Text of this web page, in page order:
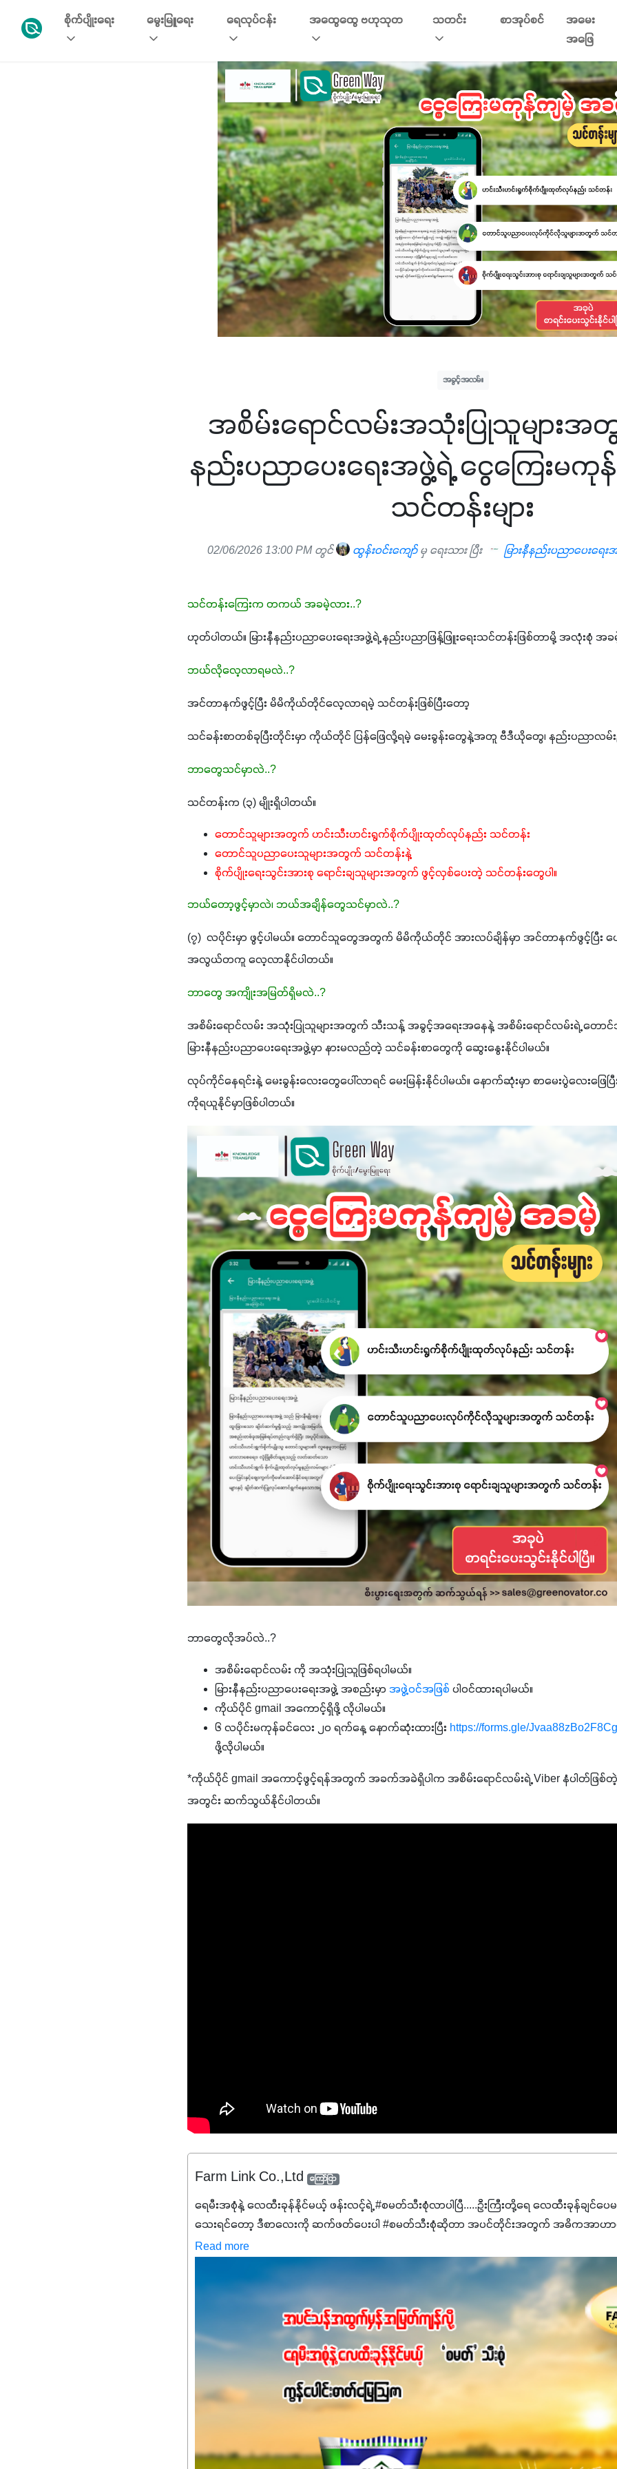
စိုက်ပျိုးရေး မွေးမြူရေး ရေလုပ်ငန်း အထွေထွေ ဗဟုသုတ သတင်း စာအုပ်စင်
အမေး
အဖြေ
အခွင့်အလမ်း
အစိမ်းရောင်လမ်းအသုံးပြုသူများအတွ
နည်းပညာပေးရေးအဖွဲ့ရဲ့ ငွေကြေးမကု
သင်တန်းများ
02/06/2026 13:00 PM တွင် ထွန်းဝင်းကျော်မှ ရေးသား ပြီး မြားနီနည်းပညာပေးရေး
သင်တန်းကြေးက တကယ် အခမဲ့လား..?
ဟုတ်ပါတယ်။ မြားနီနည်းပညာပေးရေးအဖွဲ့ရဲ့ နည်းပညာဖြန့်ဖြူးရေးသင်တန်းဖြစ်တာမို့ အလုံးစုံ အခ
ဘယ်လိုလေ့လာရမလဲ..?
အင်တာနက်ဖွင့်ပြီး မိမိကိုယ်တိုင်လေ့လာရမဲ့ သင်တန်းဖြစ်ပြီးတော့
သင်ခန်းစာတစ်ခုပြီးတိုင်းမှာ ကိုယ်တိုင် ပြန်ဖြေလို့ရမဲ့ မေးခွန်းတွေနဲ့အတူ ဗီဒီယိုတွေ၊ နည်းပညာလမ်
ဘာတွေသင်မှာလဲ..?
သင်တန်းက (၃) မျိုးရှိပါတယ်။
တောင်သူများအတွက် ဟင်းသီးဟင်းရွက်စိုက်ပျိုးထုတ်လုပ်နည်း သင်တန်း
တောင်သူပညာပေးသူများအတွက် သင်တန်းနဲ့
စိုက်ပျိုးရေးသွင်းအားစု ရောင်းချသူများအတွက် ဖွင့်လှစ်ပေးတဲ့ သင်တန်းတွေပါ။
ဘယ်တော့ဖွင့်မှာလဲ၊ ဘယ်အချိန်တွေသင်မှာလဲ..?
(၇)  လပိုင်းမှာ ဖွင့်ပါမယ်။ တောင်သူတွေအတွက် မိမိကိုယ်တိုင် အားလပ်ချိန်မှာ အင်တာနက်ဖွင့်ပြီး
အလွယ်တကူ လေ့လာနိုင်ပါတယ်။
ဘာတွေ အကျိုးအမြတ်ရှိမလဲ..?
အစိမ်းရောင်လမ်း အသုံးပြုသူများအတွက် သီးသန့် အခွင့်အရေးအနေနဲ့ အစိမ်းရောင်လမ်းရဲ့ တေ
မြားနီနည်းပညာပေးရေးအဖွဲ့မှာ နားမလည်တဲ့ သင်ခန်းစာတွေကို ဆွေးနွေးနိုင်ပါမယ်။
လုပ်ကိုင်နေရင်းနဲ့ မေးခွန်းလေးတွေပေါ်လာရင် မေးမြန်းနိုင်ပါမယ်။ နောက်ဆုံးမှာ စာမေးပွဲလေးဖ
ကို​ရယူနိုင်မှာဖြစ်ပါတယ်။
ဘာတွေလိုအပ်လဲ..?
အစိမ်းရောင်လမ်း ကို အသုံးပြုသူဖြစ်ရပါမယ်။
မြားနီနည်းပညာပေးရေးအဖွဲ့ အစည်းမှာ အဖွဲ့ဝင်အဖြစ် ပါဝင်ထားရပါမယ်။
ကိုယ်ပိုင် gmail အကောင့်ရှိဖို့ လိုပါမယ်။
၆ လပိုင်းမကုန်ခင်လေး ၂၀ ရက်နေ့ နောက်ဆုံးထားပြီး https://forms.gle/
ဖို့လိုပါမယ်။
*ကိုယ်ပိုင် gmail အကောင့်ဖွင့်ရန်အတွက် အခက်အခဲရှိပါက အစိမ်းရောင်လမ်းရဲ့ Viber နံပါတ်ဖြစ်တဲ့
အတွင်း ဆက်သွယ်နိုင်ပါတယ်။
Farm Link Co.,Ltd ကြော်ငြာ
ရေမီးအစုံနဲ့ လေထီးခုန်နိုင်မယ့် ဖန်းလင့်ရဲ့ #စမတ်သီးစုံလာပါပြီ.....ဦးကြီးတို့ရေ ‌လေထီးခုန်ချင်
သေးရင်တော့ ဒီစာလေးကို ဆက်ဖတ်‌ပေးပါ #စမတ်သီးစုံဆိုတာ အပင်တိုင်းအတွက် အဓိကအာဟာရ
မစ်အက်စစ်တို့ အချိုးကျ ပေါင်းစပ်ထားတဲ့ ကွန်ပေါင်းဓာတ်မြေဩဇာဖြစ်ပါတယ်။ အဓိကအကျိုးက
နိုက်ထရိုဂျင် 19%ပါဝင်တဲ့အတွက် ကလိုရိုဖီးလ်ဖွဲ့စည်းမှုကို အားပေးကာ သီးနှံပင်များ၏အရွက်များစိ
ချက်လုပ်မှုအားကောင်းစေပါတယ်။ အပင်၏ပင်ပိုင်းကြီးထွားမှုကို တိုးမြင့်စေကာ အပင်သန်၍ အကြီး
သင့်တော်တဲ့ Phosphorus 7%ပါဝင်မှုကြောင့် အပင်ရဲ့ အမြစ်ဖွဲ့စည်းတည်ဆောက်မှုကို ပို၍သန်မာလ
တယ်။ ဒါ့အပြင် ပန်းပွင့်ခြင်း၊အသီးသီးခြင်း၊အစေ့တည်ခြင်းလုပ်ငန်းစဉ်များကိုလည်း အားပေး
Potassium 8%က အပင်ရဲ့ ရောဂါဒဏ်၊ရာသီဥတုဒဏ်ခံနိုင်ရည်ရှိမှုကို မြင့်တက်စေပြီး အသီးအရ
အရသာ ပိုမိုကောင်းမွန်စေဖို့အတွက် လိုအပ်တဲ့အာဟာရဓာတ်ဖြစ်ပါတယ်။ ဟူးမစ်အက်စစ်ပါဝင်ပ
အာဟာရဓာတ်စုပ်ယူမှုကောင်းမွန်လာခြင်း၊မြေဆီလွှာဖွဲ့စည်းပုံနှင့်ရေထိန်းနိုင်စွမ်းအားကောင်းလာခြ
အကျိုးကျေးဇူးများစွာကိုရရှိစေမှာဖြစ်ပါတယ်။ စပါးအပါအဝင် နှံစားသီးနှံများ၊ပဲအမျိုးမျိုး၊ဟင်း
အားလုံးမှာ အသုံးပြုနိုင်တယ်ဆိုတော့ တစ်မျိုးတည်းနဲ့ အားလုံးပါဖက်(perfect)မယ့် စမတ်သီးစုံနော် အ
မလို့ အတွေးမများဘဲ သီးနှံတိုင်းကြီးထွားအောင် ဖန်းလင့်ရဲ့ #စမတ်သီးစုံကို သုံးကြပါစို့....
Read more